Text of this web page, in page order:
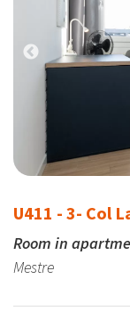
Previous
U411 - 3- Col
Room in
Mestre